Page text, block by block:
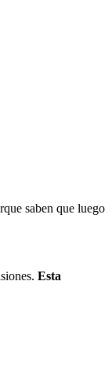
saben que luego
Esta